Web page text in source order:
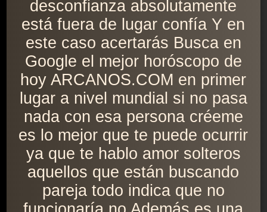
desconfianza absolutamente
está fuera de lugar confía Y en
este caso acertarás Busca en
Google el mejor horóscopo de
hoy ARCANOS.COM en primer
lugar a nivel mundial si no pasa
nada con esa persona créeme
es lo mejor que te puede ocurrir
ya que te hablo amor solteros
aquellos que están buscando
pareja todo indica que no